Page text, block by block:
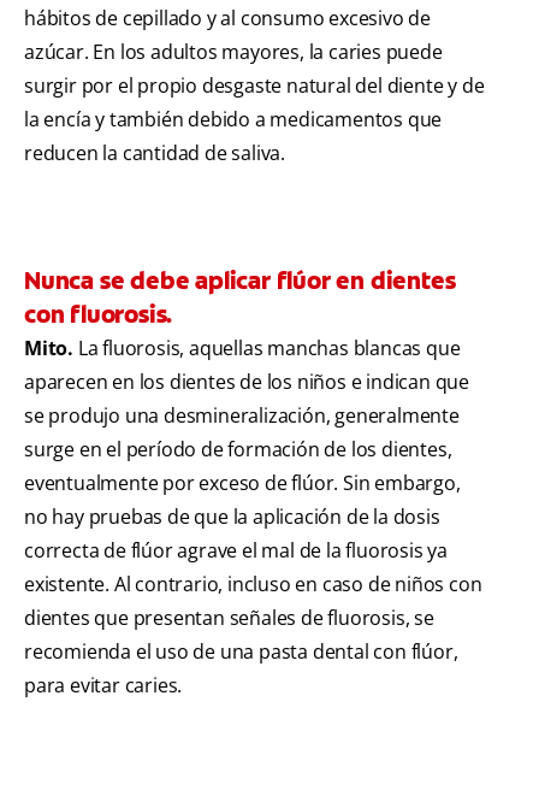
hábitos de cepillado y al consumo excesivo de
azúcar. En los adultos mayores, la caries puede
surgir por el propio desgaste natural del diente y de
la encía y también debido a medicamentos que
reducen la cantidad de saliva.
Nunca se debe aplicar flúor en dientes
con fluorosis.
Mito. La fluorosis, aquellas manchas blancas que
aparecen en los dientes de los niños e indican que
se produjo una desmineralización, generalmente
surge en el período de formación de los dientes,
eventualmente por exceso de flúor. Sin embargo,
no hay pruebas de que la aplicación de la dosis
correcta de flúor agrave el mal de la fluorosis ya
existente. Al contrario, incluso en caso de niños con
dientes que presentan señales de fluorosis, se
recomienda el uso de una pasta dental con flúor,
para evitar caries.